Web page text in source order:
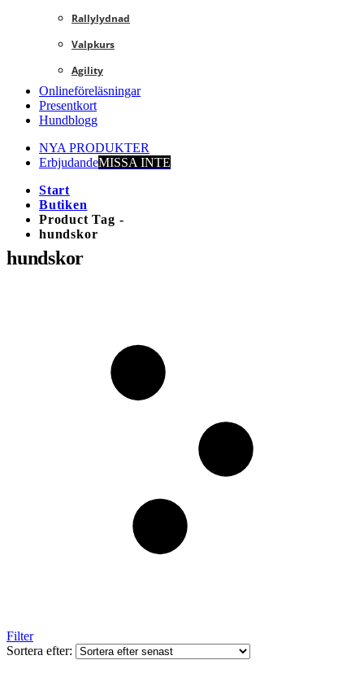
Rallylydnad
Valpkurs
Agility
Onlineföreläsningar
Presentkort
Hundblogg
NYA PRODUKTER
ErbjudandeMISSA INTE
Start
Butiken
Product Tag -
hundskor
hundskor
Filter
Sortera efter: